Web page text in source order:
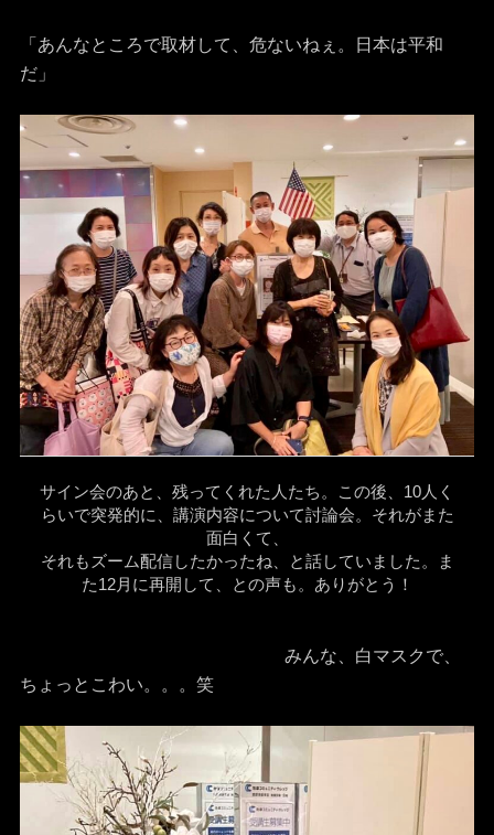
「あんなところで取材して、危ないねぇ。日本は平和
だ」
サイン会のあと、残ってくれた人たち。この後、10人く
らいで突発的に、講演内容について討論会。それがまた
面白くて、
それもズーム配信したかったね、と話していました。ま
た12月に再開して、との声も。ありがとう！
みんな、白マスクで、
ちょっとこわい。。。笑